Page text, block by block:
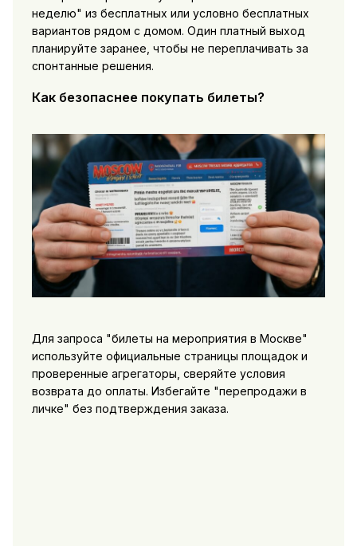
неделю" из бесплатных или условно бесплатных
вариантов рядом с домом. Один платный выход
планируйте заранее, чтобы не переплачивать за
спонтанные решения.
Как безопаснее покупать билеты?
Для запроса "билеты на мероприятия в Москве"
используйте официальные страницы площадок и
проверенные агрегаторы, сверяйте условия
возврата до оплаты. Избегайте "перепродажи в
личке" без подтверждения заказа.